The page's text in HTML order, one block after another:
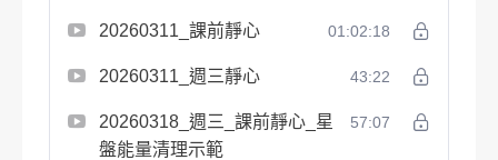
20260311_課前靜心 01:02:18
20260311_週三靜心 43:22
20260318_週三_課前靜心_星
盤能量清理示範
57:07